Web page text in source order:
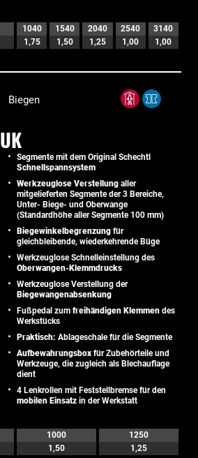
1040 1540 2040 2540
3140
1,75 1,50 1,25 1,00 1,00
Biegen
UK
Segmente mit dem Original Schechtl
Schnellspannsystem
Werkzeuglose Verstellung aller
mitgelieferten Segmente der 3 Bereiche,
Unter- Biege- und Oberwange
(Standardhöhe aller Segmente 100 mm)
Biegewinkelbegrenzung für
gleichbleibende, wiederkehrende Büge
Werkzeuglose Schnelleinstellung des
Oberwangen-Klemmdrucks
Werkzeuglose Verstellung der
Biegewangenabsenkung
Fußpedal zum freihändigen Klemmen des
Werkstücks
Praktisch: Ablageschale für die Segmente
Aufbewahrungsbox für Zubehörteile und
Werkzeuge, die zugleich als Blechauflage
dient
4 Lenkrollen mit Feststellbremse für den
mobilen Einsatz in der Werkstatt
1000
1250
1,50 1,25